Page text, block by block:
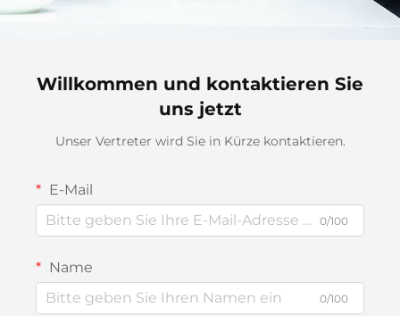
Willkommen und kontaktieren Sie
uns jetzt
Unser Vertreter wird Sie in Kürze kontaktieren.
E-Mail
0/100
Name
0/100